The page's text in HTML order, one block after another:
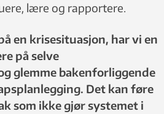
lære og rapportere.
en krisesituasjon, har vi en
på selve
glemme bakenforliggende
Det kan føre
som ikke gjør systemet i